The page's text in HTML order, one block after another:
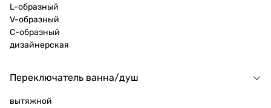
L-образный
V-образный
C-образный
дизайнерская
Переключатель ванна/душ
вытяжной